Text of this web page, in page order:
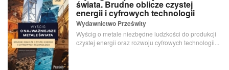
świata. Brudne oblicze czystej
energii i cyfrowych technologii
Wydawnictwo Prześwity
Wyścig o metale niezbędne ludzkości do produkcji
czystej energii oraz rozwoju cyfrowych technologii...